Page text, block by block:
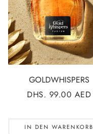
GOLDWHISPERS
NORMALER
DHS. 99.00 AED
IN DEN WARENKORB